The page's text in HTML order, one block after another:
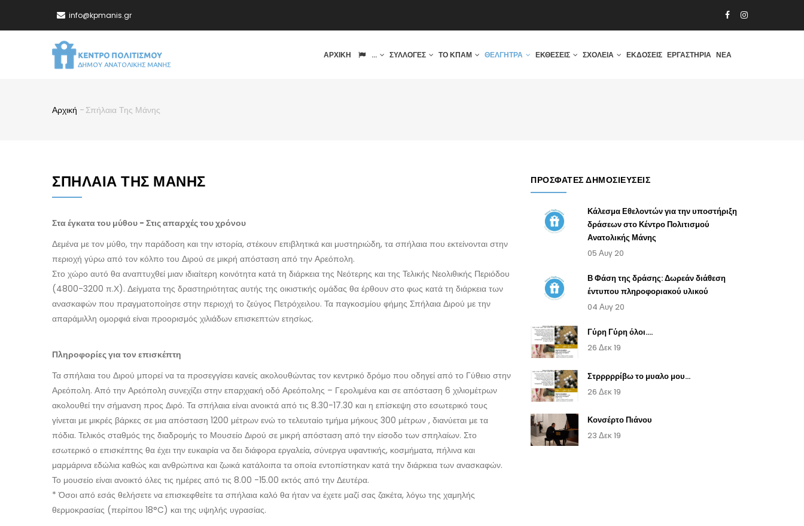
info@kpmanis.gr
ΑΡΧΙΚΉ ... ΣΥΛΛΟΓΈΣ ΤΟ ΚΠΑΜ ΘΈΛΓΗΤΡΑ ΕΚΘΈΣΕΙΣ ΣΧΟΛΕΊΑ ΕΚΔΌΣΕΙΣ ΕΡΓΑΣΤΉΡΙΑ ΝΈΑ
Breadcrumb
Αρχική - Σπήλαια Της Μάνης
ΣΠΉΛΑΙΑ ΤΗΣ ΜΆΝΗΣ
Στα έγκατα του μύθου - Στις απαρχές του χρόνου
Δεμένα με τον μύθο, την παράδοση και την ιστορία, στέκουν επιβλητικά και μυστηριώδη, τα σπήλαια που εκτείνονται στην
περιοχή γύρω από τον κόλπο του Διρού σε μικρή απόσταση από την Αρεόπολη.
Στο χώρο αυτό θα αναπτυχθεί μιαν ιδιαίτερη κοινότητα κατά τη διάρκεια της Νεότερης και της Τελικής Νεολιθικής Περιόδου
(4800-3200 π.Χ). Δείγματα της δραστηριότητας αυτής της οικιστικής ομάδας θα έρθουν στο φως κατά τη διάρκεια των
ανασκαφών που πραγματοποίησε στην περιοχή το ζεύγος Πετρόχειλου. Τα παγκοσμίου φήμης Σπήλαια Διρού με την
απαράμιλλη ομορφιά είναι προορισμός χιλιάδων επισκεπτών ετησίως.
Πληροφορίες για τον επισκέπτη
Τα σπήλαια του Διρού μπορεί να τα προσεγγίσει κανείς ακολουθώντας τον κεντρικό δρόμο που οδηγεί από το Γύθειο στην
Αρεόπολη. Από την Αρεόπολη συνεχίζει στην επαρχιακή οδό Αρεόπολης – Γερολιμένα και σε απόσταση 6 χιλιομέτρων
ακολουθεί την σήμανση προς Διρό. Τα σπήλαια είναι ανοικτά από τις 8.30-17.30 και η επίσκεψη στο εσωτερικό τους
γίνεται με μικρές βάρκες σε μια απόσταση 1200 μέτρων ενώ το τελευταίο τμήμα μήκους 300 μέτρων , διανύεται με τα
πόδια. Τελικός σταθμός της διαδρομής το Μουσείο Διρού σε μικρή απόσταση από την είσοδο των σπηλαίων. Στο
εσωτερικό ο επισκέπτης θα έχει την ευκαιρία να δει διάφορα εργαλεία, σύνεργα υφαντικής, κοσμήματα, πήλινα και
μαρμάρινα εδώλια καθώς και ανθρώπινα και ζωικά κατάλοιπα τα οποία εντοπίστηκαν κατά την διάρκεια των ανασκαφών.
Το μουσείο είναι ανοικτό όλες τις ημέρες από τις 8.00 -15.00 εκτός από την Δευτέρα.
* Όσοι από εσάς θελήσετε να επισκεφθείτε τα σπήλαια καλό θα ήταν να έχετε μαζί σας ζακέτα, λόγω της χαμηλής
θερμοκρασίας (περίπου 18°C) και της υψηλής υγρασίας.
ΠΡΌΣΦΑΤΕΣ ΔΗΜΟΣΙΕΎΣΕΙΣ
Κάλεσμα Εθελοντών για την υποστήριξη
δράσεων στο Κέντρο Πολιτισμού
Ανατολικής Μάνης
05 Αυγ 20
Β Φάση της δράσης: Δωρεάν διάθεση
έντυπου πληροφοριακού υλικού
04 Αυγ 20
Γύρη Γύρη όλοι....
26 Δεκ 19
Στρρρρρίβω το μυαλο μου...
26 Δεκ 19
Κονσέρτο Πιάνου
23 Δεκ 19